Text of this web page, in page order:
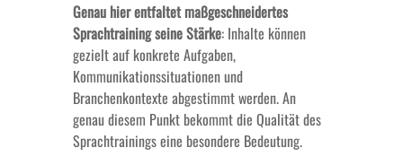
Genau hier entfaltet maßgeschneidertes
Sprachtraining seine Stärke: Inhalte können
gezielt auf konkrete Aufgaben,
Kommunikationssituationen und
Branchenkontexte abgestimmt werden. An
genau diesem Punkt bekommt die Qualität des
Sprachtrainings eine besondere Bedeutung.